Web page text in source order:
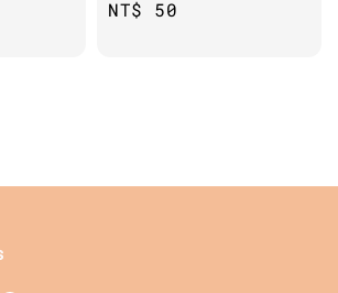
Regular
NT$ 50